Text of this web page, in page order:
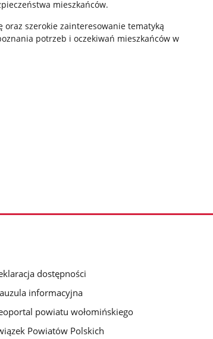
mieszkańców.
oraz szerokie zainteresowanie tematyką
potrzeb i oczekiwań mieszkańców w
dostępności
informacyjna
powiatu wołomińskiego
Powiatów Polskich